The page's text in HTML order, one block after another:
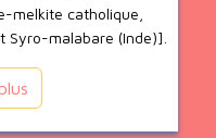
melkite catholique,
Syro-malabare (Inde)].